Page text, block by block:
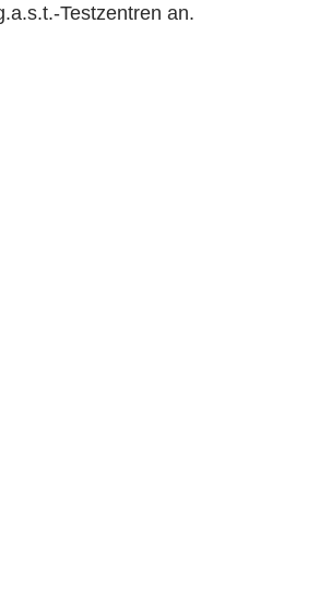
Testzentren an.